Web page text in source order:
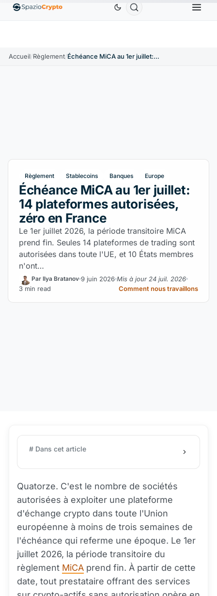
↑2.10% USDCUSDC0,9995 $US XRP XRP1,09 $US Solana
Accueil/Règlement/ Échéance MiCA au 1er juillet: 14 plateformes autorisées, zéro en France
Règlement Stablecoins Banques Europe
Échéance MiCA au 1er juillet:
14 plateformes autorisées,
zéro en France
Le 1er juillet 2026, la période transitoire MiCA
prend fin. Seules 14 plateformes de trading sont
autorisées dans toute l'UE, et 10 États membres
n'ont…
Par Ilya Bratanov 9 juin 2026 Mis à jour 24 juil. 2026
3 min read
Comment nous travaillons
# Dans cet article
Quatorze. C'est le nombre de sociétés
autorisées à exploiter une plateforme
d'échange crypto dans toute l'Union
européenne à moins de trois semaines de
l'échéance qui referme une époque. Le 1er
juillet 2026, la période transitoire du
règlement MiCA prend fin. À partir de cette
date, tout prestataire offrant des services